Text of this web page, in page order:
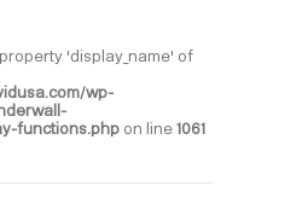
'display_name' of
wp-
functions.php on line 1061